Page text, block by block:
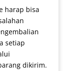
harap bisa
setiap
dikirim.